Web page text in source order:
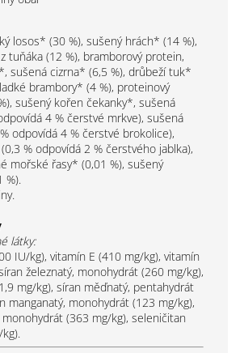
losos* (30 %), sušený hrách* (14 %),
tuňáka (12 %), bramborový protein,
sušená cizrna* (6,5 %), drůbeží tuk*
brambory* (4 %), proteinový
sušený kořen čekanky*, sušená
4 % čerstvé mrkve), sušená
odpovídá 4 % čerstvé brokolice),
% odpovídá 2 % čerstvého jablka),
mořské řasy* (0,01 %), sušený
%).
látky:
IU/kg), vitamín E (410 mg/kg), vitamín
železnatý, monohydrát (260 mg/kg),
mg/kg), síran měďnatý, pentahydrát
manganatý, monohydrát (123 mg/kg),
(363 mg/kg), seleničitan